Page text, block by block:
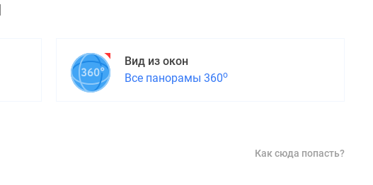
Вид из окон
Все панорамы 360о
Как сюда попасть?